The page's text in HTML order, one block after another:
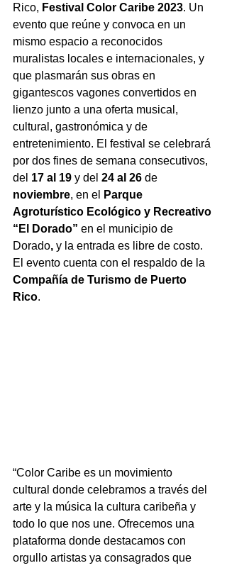
Rico, Festival Color Caribe 2023. Un
evento que reúne y convoca en un
mismo espacio a reconocidos
muralistas locales e internacionales, y
que plasmarán sus obras en
gigantescos vagones convertidos en
lienzo junto a una oferta musical,
cultural, gastronómica y de
entretenimiento. El festival se celebrará
por dos fines de semana consecutivos,
del 17 al 19 y del 24 al 26 de
noviembre, en el
Parque
Agroturístico Ecológico y Recreativo
“El Dorado” en el municipio de
Dorado, y la entrada es libre de costo.
El evento cuenta con el respaldo de la
Compañía de Turismo de Puerto
Rico.
“Color Caribe es un movimiento
cultural donde celebramos a través del
arte y la música la cultura caribeña y
todo lo que nos une. Ofrecemos una
plataforma donde destacamos con
orgullo artistas ya consagrados que